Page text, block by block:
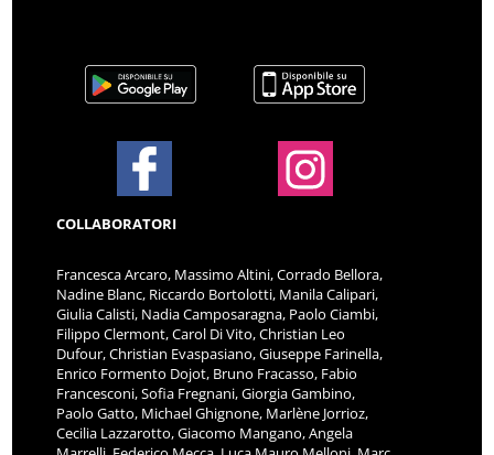
COLLABORATORI
Francesca Arcaro, Massimo Altini, Corrado Bellora,
Nadine Blanc, Riccardo Bortolotti, Manila Calipari,
Giulia Calisti, Nadia Camposaragna, Paolo Ciambi,
Filippo Clermont, Carol Di Vito, Christian Leo
Dufour, Christian Evaspasiano, Giuseppe Farinella,
Enrico Formento Dojot, Bruno Fracasso, Fabio
Francesconi, Sofia Fregnani, Giorgia Gambino,
Paolo Gatto, Michael Ghignone, Marlène Jorrioz,
Cecilia Lazzarotto, Giacomo Mangano, Angela